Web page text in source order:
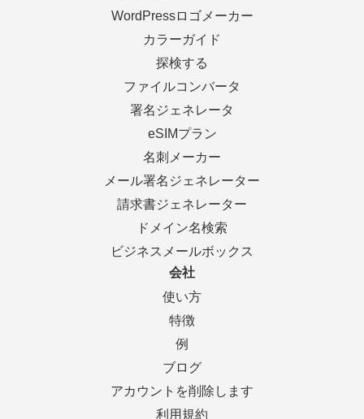
WordPressロゴメーカー
カラーガイド
探検する
ファイルコンバータ
署名ジェネレータ
eSIMプラン
名刺メーカー
メール署名ジェネレーター
請求書ジェネレーター
ドメイン名検索
ビジネスメールボックス
会社
使い方
特徴
例
ブログ
アカウントを削除します
利用規約